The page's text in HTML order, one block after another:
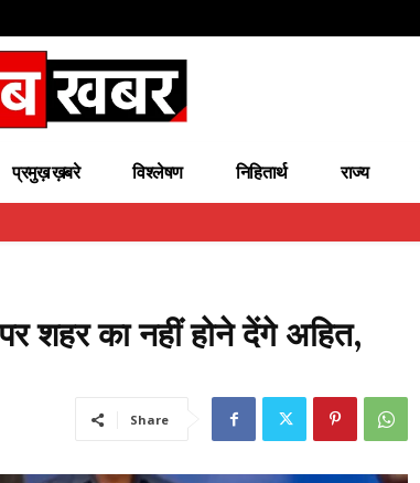
प्रमुख़ ख़बरे विश्लेषण निहितार्थ राज्य
शहर का नहीं होने देंगे अहित,
Share